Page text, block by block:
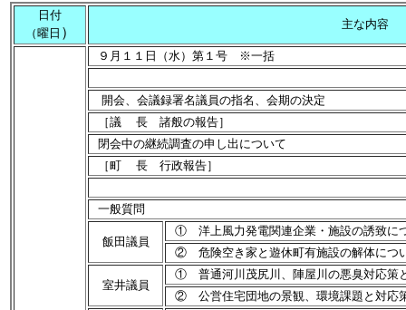
日付
（曜日 ）
主な内容
９月１１日（水）第１号 ※一括
開会、会議録署名議員の指名、会期の決定
［議 長 諸般の報告］
閉会中の継続調査の申し出について
［町 長 行政報告］
一般質問
飯田議員
① 洋上風力発電関連企業・施設の誘致に
② 危険空き家と遊休町有施設の解体につ
室井議員
① 普通河川茂尻川、陣屋川の悪臭対応策
② 公営住宅団地の景観、環境課題と対応